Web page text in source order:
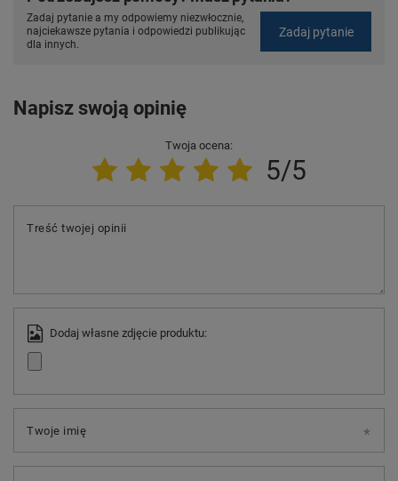
Zadaj pytanie a my odpowiemy niezwłocznie,
najciekawsze pytania i odpowiedzi publikując
dla innych.
Zadaj pytanie
Napisz swoją opinię
Twoja ocena:
5/5
Treść twojej opinii
Dodaj własne zdjęcie produktu:
Twoje imię